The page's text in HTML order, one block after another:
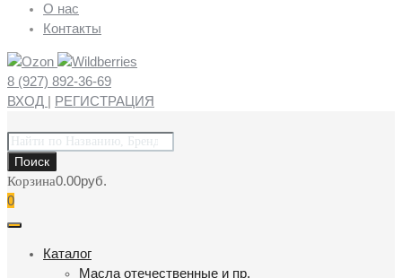
О нас
Контакты
8 (927) 892-36-69
ВХОД | РЕГИСТРАЦИЯ
Поиск
товаров
Поиск
Корзина0.00руб.
0
Каталог
Масла отечественные и пр.